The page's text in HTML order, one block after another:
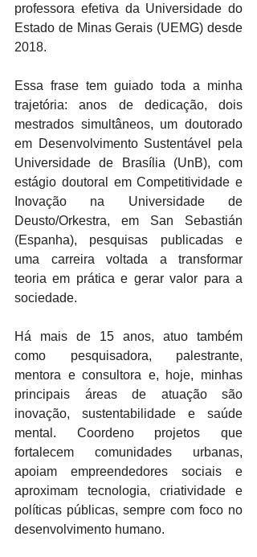
professora efetiva da Universidade do
Estado de Minas Gerais (UEMG) desde
2018.
Essa frase tem guiado toda a minha
trajetória: anos de dedicação, dois
mestrados simultâneos, um doutorado
em Desenvolvimento Sustentável pela
Universidade de Brasília (UnB), com
estágio doutoral em Competitividade e
Inovação na Universidade de
Deusto/Orkestra, em San Sebastián
(Espanha), pesquisas publicadas e
uma carreira voltada a transformar
teoria em prática e gerar valor para a
sociedade.
Há mais de 15 anos, atuo também
como pesquisadora, palestrante,
mentora e consultora e, hoje, minhas
principais áreas de atuação são
inovação, sustentabilidade e saúde
mental. Coordeno projetos que
fortalecem comunidades urbanas,
apoiam empreendedores sociais e
aproximam tecnologia, criatividade e
políticas públicas, sempre com foco no
desenvolvimento humano.